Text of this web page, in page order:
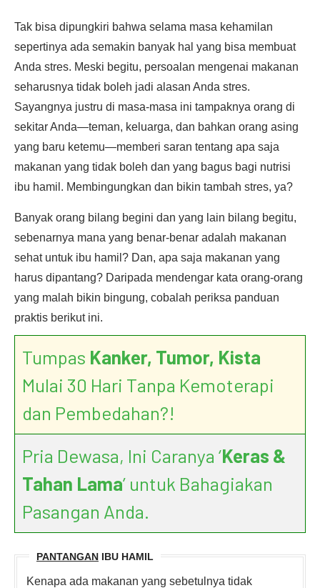
Tak bisa dipungkiri bahwa selama masa kehamilan
sepertinya ada semakin banyak hal yang bisa membuat
Anda stres. Meski begitu, persoalan mengenai makanan
seharusnya tidak boleh jadi alasan Anda stres.
Sayangnya justru di masa-masa ini tampaknya orang di
sekitar Anda—teman, keluarga, dan bahkan orang asing
yang baru ketemu—memberi saran tentang apa saja
makanan yang tidak boleh dan yang bagus bagi nutrisi
ibu hamil. Membingungkan dan bikin tambah stres, ya?
Banyak orang bilang begini dan yang lain bilang begitu,
sebenarnya mana yang benar-benar adalah makanan
sehat untuk ibu hamil? Dan, apa saja makanan yang
harus dipantang? Daripada mendengar kata orang-orang
yang malah bikin bingung, cobalah periksa panduan
praktis berikut ini.
Tumpas Kanker, Tumor, Kista
Mulai 30 Hari Tanpa Kemoterapi
dan Pembedahan?!
Pria Dewasa, Ini Caranya ‘Keras &
Tahan Lama’ untuk Bahagiakan
Pasangan Anda.
PANTANGAN IBU HAMIL
Kenapa ada makanan yang sebetulnya tidak